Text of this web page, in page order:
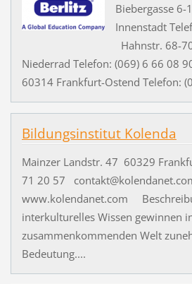
Biebergasse
Innenstadt
Hahnstr. 68-
Niederrad Telefon: (069) 6 66 08
60314 Frankfurt-Ostend Telefon:
Bildungsinstitut Kolenda
Mainzer Landstr. 47 60329
71 20 57
www.kolendanet.com
interkulturelles Wissen gewinnen
zusammenkommenden Welt
Bedeutung....